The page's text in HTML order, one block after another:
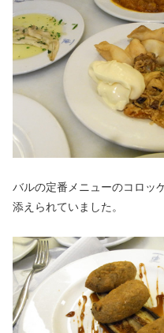
バルの定番メニューのコロッ
添えられていました。